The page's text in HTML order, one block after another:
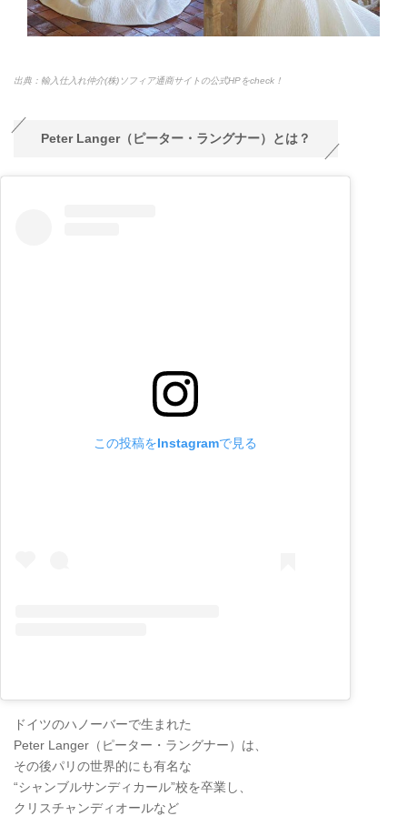
出典：輸入仕入れ仲介(株)ソフィア通商サイトの公式HPをcheck！
Peter Langer（ピーター・ラングナー）とは？
この投稿をInstagramで見る
ドイツのハノーバーで生まれた
Peter Langer（ピーター・ラングナー）は、
その後パリの世界的にも有名な
“シャンブルサンディカール”校を卒業し、
クリスチャンディオールなど